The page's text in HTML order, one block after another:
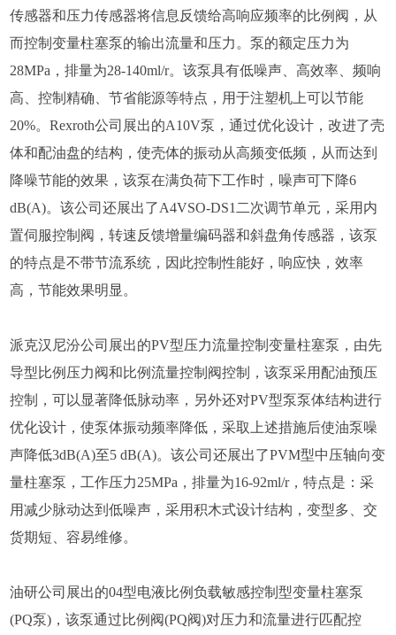
传感器和压力传感器将信息反馈给高响应频率的比例阀，从
而控制变量柱塞泵的输出流量和压力。泵的额定压力为
28MPa，排量为28-140ml/r。该泵具有低噪声、高效率、频响
高、控制精确、节省能源等特点，用于注塑机上可以节能
20%。Rexroth公司展出的A10V泵，通过优化设计，改进了壳
体和配油盘的结构，使壳体的振动从高频变低频，从而达到
降噪节能的效果，该泵在满负荷下工作时，噪声可下降6
dB(A)。该公司还展出了A4VSO-DS1二次调节单元，采用内
置伺服控制阀，转速反馈增量编码器和斜盘角传感器，该泵
的特点是不带节流系统，因此控制性能好，响应快，效率
高，节能效果明显。
派克汉尼汾公司展出的PV型压力流量控制变量柱塞泵，由先
导型比例压力阀和比例流量控制阀控制，该泵采用配油预压
控制，可以显著降低脉动率，另外还对PV型泵泵体结构进行
优化设计，使泵体振动频率降低，采取上述措施后使油泵噪
声降低3dB(A)至5 dB(A)。该公司还展出了PVM型中压轴向变
量柱塞泵，工作压力25MPa，排量为16-92ml/r，特点是：采
用减少脉动达到低噪声，采用积木式设计结构，变型多、交
货期短、容易维修。
油研公司展出的04型电液比例负载敏感控制型变量柱塞泵
(PQ泵)，该泵通过比例阀(PQ阀)对压力和流量进行匹配控